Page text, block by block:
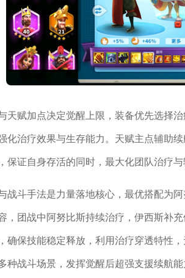
天赋加点决定觉醒上限，装备优先选择
化治疗效果与生存能力。天赋主点辅助
保证自身存活的同时，最大化团队治疗
战斗手法是力量落地核心，最优搭配为
，团战中阿努比斯持续治疗，伊西斯补
确保技能稳定释放，利用治疗穿透特性
种战斗场景，发挥觉醒后超强支援续航能